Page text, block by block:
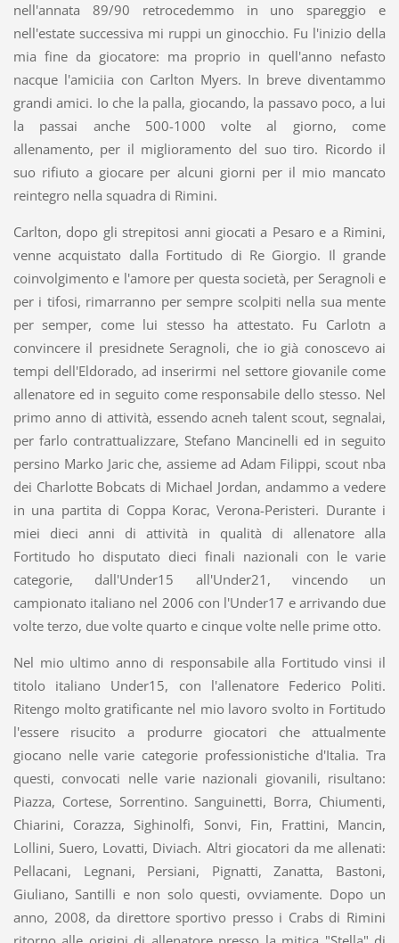
nell'annata 89/90 retrocedemmo in uno spareggio e
nell'estate successiva mi ruppi un ginocchio. Fu l'inizio della
mia fine da giocatore: ma proprio in quell'anno nefasto
nacque l'amiciia con Carlton Myers. In breve diventammo
grandi amici. Io che la palla, giocando, la passavo poco, a lui
la passai anche 500-1000 volte al giorno, come
allenamento, per il miglioramento del suo tiro. Ricordo il
suo rifiuto a giocare per alcuni giorni per il mio mancato
reintegro nella squadra di Rimini.
Carlton, dopo gli strepitosi anni giocati a Pesaro e a Rimini,
venne acquistato dalla Fortitudo di Re Giorgio. Il grande
coinvolgimento e l'amore per questa società, per Seragnoli e
per i tifosi, rimarranno per sempre scolpiti nella sua mente
per semper, come lui stesso ha attestato. Fu Carlotn a
convincere il presidnete Seragnoli, che io già conoscevo ai
tempi dell'Eldorado, ad inserirmi nel settore giovanile come
allenatore ed in seguito come responsabile dello stesso. Nel
primo anno di attività, essendo acneh talent scout, segnalai,
per farlo contrattualizzare, Stefano Mancinelli ed in seguito
persino Marko Jaric che, assieme ad Adam Filippi, scout nba
dei Charlotte Bobcats di Michael Jordan, andammo a vedere
in una partita di Coppa Korac, Verona-Peristeri. Durante i
miei dieci anni di attività in qualità di allenatore alla
Fortitudo ho disputato dieci finali nazionali con le varie
categorie, dall'Under15 all'Under21, vincendo un
campionato italiano nel 2006 con l'Under17 e arrivando due
volte terzo, due volte quarto e cinque volte nelle prime otto.
Nel mio ultimo anno di responsabile alla Fortitudo vinsi il
titolo italiano Under15, con l'allenatore Federico Politi.
Ritengo molto gratificante nel mio lavoro svolto in Fortitudo
l'essere risucito a produrre giocatori che attualmente
giocano nelle varie categorie professionistiche d'Italia. Tra
questi, convocati nelle varie nazionali giovanili, risultano:
Piazza, Cortese, Sorrentino. Sanguinetti, Borra, Chiumenti,
Chiarini, Corazza, Sighinolfi, Sonvi, Fin, Frattini, Mancin,
Lollini, Suero, Lovatti, Diviach. Altri giocatori da me allenati:
Pellacani, Legnani, Persiani, Pignatti, Zanatta, Bastoni,
Giuliano, Santilli e non solo questi, ovviamente. Dopo un
anno, 2008, da direttore sportivo presso i Crabs di Rimini